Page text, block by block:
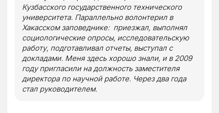
Кузбасского государственного технического
университета. Параллельно волонтерил в
Хакасском заповеднике: приезжал, выполнял
социологические опросы, исследовательскую
работу, подготавливал отчеты, выступал с
докладами. Меня здесь хорошо знали, и в 2009
году пригласили на должность заместителя
директора по научной работе. Через два года
стал руководителем.